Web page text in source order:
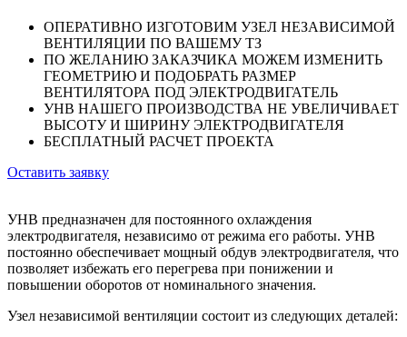
ОПЕРАТИВНО ИЗГОТОВИМ УЗЕЛ НЕЗАВИСИМОЙ
ВЕНТИЛЯЦИИ ПО ВАШЕМУ ТЗ
ПО ЖЕЛАНИЮ ЗАКАЗЧИКА МОЖЕМ ИЗМЕНИТЬ
ГЕОМЕТРИЮ И ПОДОБРАТЬ РАЗМЕР
ВЕНТИЛЯТОРА ПОД ЭЛЕКТРОДВИГАТЕЛЬ
УНВ НАШЕГО ПРОИЗВОДСТВА НЕ УВЕЛИЧИВАЕТ
ВЫСОТУ И ШИРИНУ ЭЛЕКТРОДВИГАТЕЛЯ
БЕСПЛАТНЫЙ РАСЧЕТ ПРОЕКТА
Оставить заявку
УНВ предназначен для постоянного охлаждения
электродвигателя, независимо от режима его работы. УНВ
постоянно обеспечивает мощный обдув электродвигателя, что
позволяет избежать его перегрева при понижении и
повышении оборотов от номинального значения.
Узел независимой вентиляции состоит из следующих деталей: